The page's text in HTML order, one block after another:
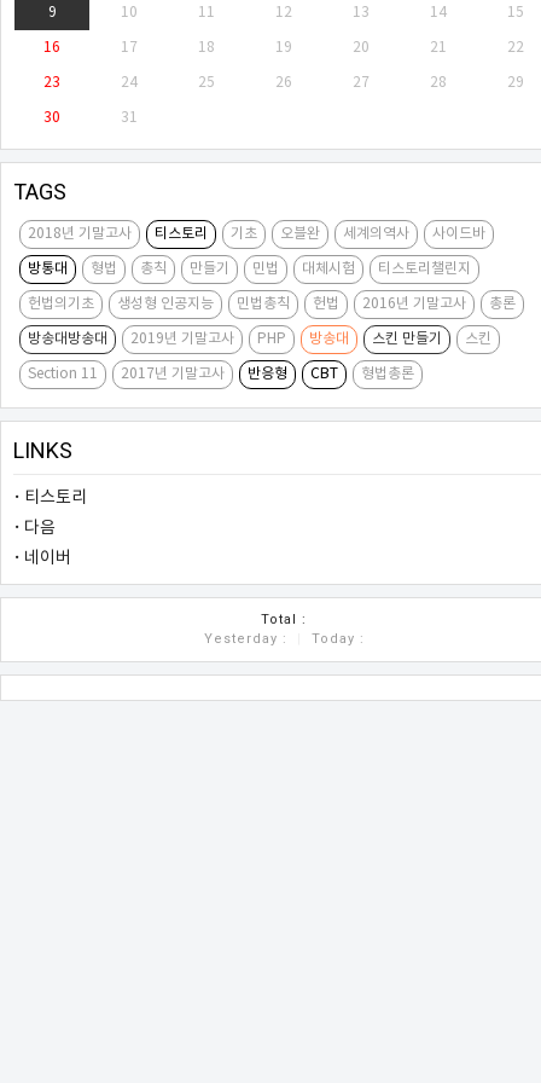
9 10 11 12 13 14 15
16 17 18 19 20 21 22
23 24 25 26 27 28 29
30 31
TAGS
2018년 기말고사 티스토리 기초 오블완 세계의역사 사이드바
방통대 형법 총칙 만들기 민법 대체시험 티스토리챌린지
헌법의기초 생성형 인공지능 민법총칙 헌법 2016년 기말고사 총론
방송대방송대 2019년 기말고사 PHP 방송대 스킨 만들기 스킨
Section 11 2017년 기말고사 반응형 CBT 형법총론
LINKS
티스토리
다음
네이버
Total :
Yesterday :
Today :